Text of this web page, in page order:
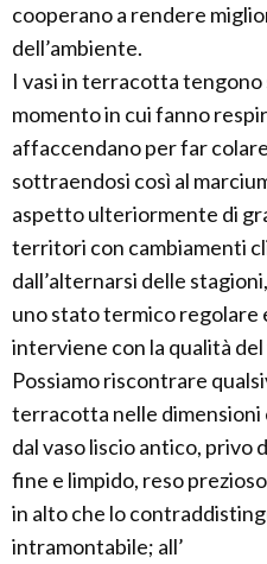
cooperano a rendere
dell’ambiente.
I vasi in terracotta tengono
momento in cui fanno
affaccendano per far
sottraendosi così al
aspetto ulteriormente di
territori con cambiamenti
dall’alternarsi delle
uno stato termico regolare
interviene con la qualità
Possiamo riscontrare
terracotta nelle dimensioni
dal vaso liscio antico, privo
fine e limpido, reso
in alto che lo
intramontabile; all’